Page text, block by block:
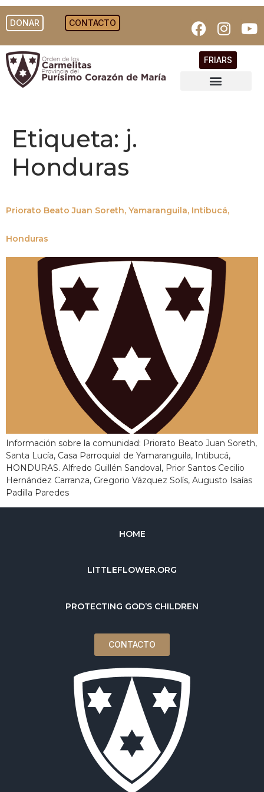
DONAR CONTACTO
FRIARS
Etiqueta: j.
Honduras
Priorato Beato Juan Soreth, Yamaranguila, Intibucá,
Honduras
Información sobre la comunidad: Priorato Beato Juan Soreth,
Santa Lucía, Casa Parroquial de Yamaranguila, Intibucá,
HONDURAS. Alfredo Guillén Sandoval, Prior Santos Cecilio
Hernández Carranza, Gregorio Vázquez Solís, Augusto Isaías
Padilla Paredes
HOME
LITTLEFLOWER.ORG
PROTECTING GOD’S CHILDREN
CONTACTO